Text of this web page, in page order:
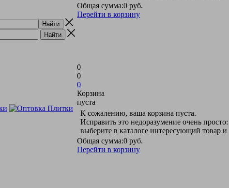
Общая сумма:0 руб.
Перейти в корзину
0
0
0
Корзина
пуста
К сожалению, ваша корзина пуста.
Исправить это недоразумение очень просто:
выберите в каталоге интересующий товар
Общая сумма:0 руб.
Перейти в корзину